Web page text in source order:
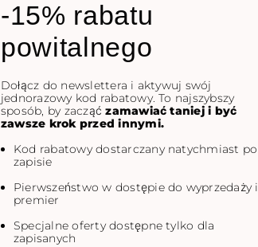
-15% rabatu
powitalnego
Dołącz do newslettera i aktywuj swój
jednorazowy kod rabatowy. To najszybszy
sposób, by zacząćzamawiać taniej i być
zawsze krok przed innymi.
Kod rabatowy dostarczany natychmiast po
zapisie
Pierwszeństwo w dostępie do wyprzedaży i
premier
Specjalne oferty dostępne tylko dla
zapisanych